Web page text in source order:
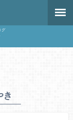
グ
き